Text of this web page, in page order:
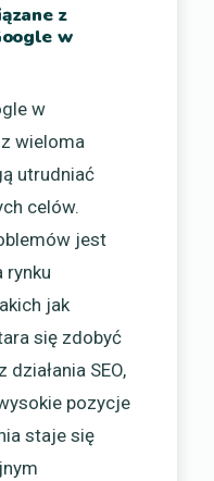
z
w
w
wieloma
utrudniać
celów.
jest
rynku
jak
się zdobyć
SEO,
pozycje
staje się